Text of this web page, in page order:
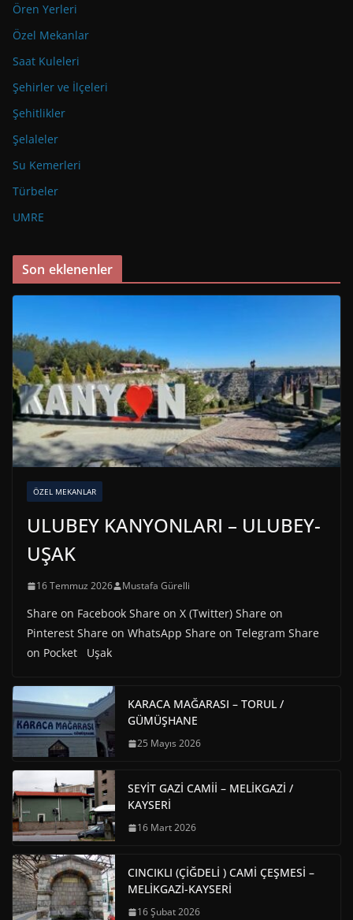
Ören Yerleri
Özel Mekanlar
Saat Kuleleri
Şehirler ve İlçeleri
Şehitlikler
Şelaleler
Su Kemerleri
Türbeler
UMRE
Son eklenenler
ÖZEL MEKANLAR
ULUBEY KANYONLARI – ULUBEY-
UŞAK
16 Temmuz 2026 Mustafa Gürelli
Share on Facebook Share on X (Twitter) Share on
Pinterest Share on WhatsApp Share on Telegram Share
on Pocket Uşak
KARACA MAĞARASI – TORUL /
GÜMÜŞHANE
25 Mayıs 2026
SEYİT GAZİ CAMİİ – MELİKGAZİ /
KAYSERİ
16 Mart 2026
CINCIKLI (ÇİĞDELİ ) CAMİ ÇEŞMESİ –
MELİKGAZİ-KAYSERİ
16 Şubat 2026